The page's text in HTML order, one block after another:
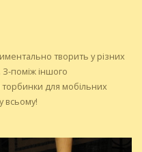
творить у різних
поміж іншого
для мобільних
всьому!